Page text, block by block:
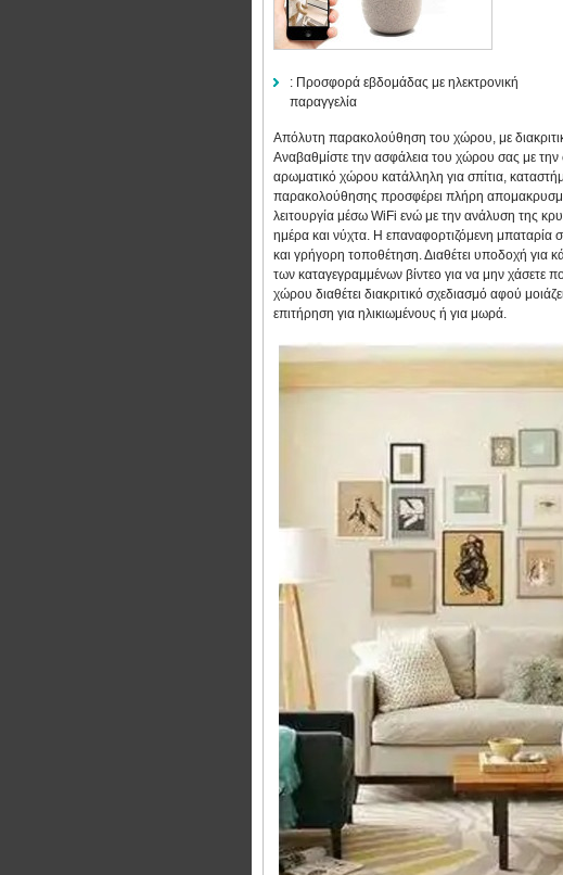
: Προσφορά εβδομάδας με ηλεκτρονική
παραγγελία
Απόλυτη παρακολούθηση του χώρου, με
Αναβαθμίστε την ασφάλεια του χώρου σας με
αρωματικό χώρου κατάλληλη για σπίτια,
παρακολούθησης προσφέρει πλήρη
λειτουργία μέσω WiFi ενώ με την ανάλυση της
ημέρα και νύχτα. Η επαναφορτιζόμενη μπαταρία
και γρήγορη τοποθέτηση. Διαθέτει υποδοχή για
των καταγεγραμμένων βίντεο για να μην χάσετε
χώρου διαθέτει διακριτικό σχεδιασμό αφού
επιτήρηση για ηλικιωμένους ή για μωρά.